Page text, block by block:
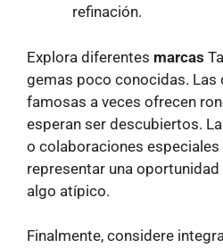
refinación.
Explora diferentes marcas
gemas poco conocidas. Las
famosas a veces ofrecen
esperan ser descubiertos.
o colaboraciones
representar una
algo atípico.
Finalmente, considere